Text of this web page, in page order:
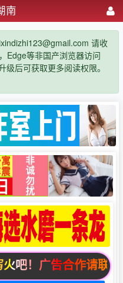
南
请收
Edge等非国产浏览器访问
级后可获取更多阅读权限。
火吧！广告合作请联